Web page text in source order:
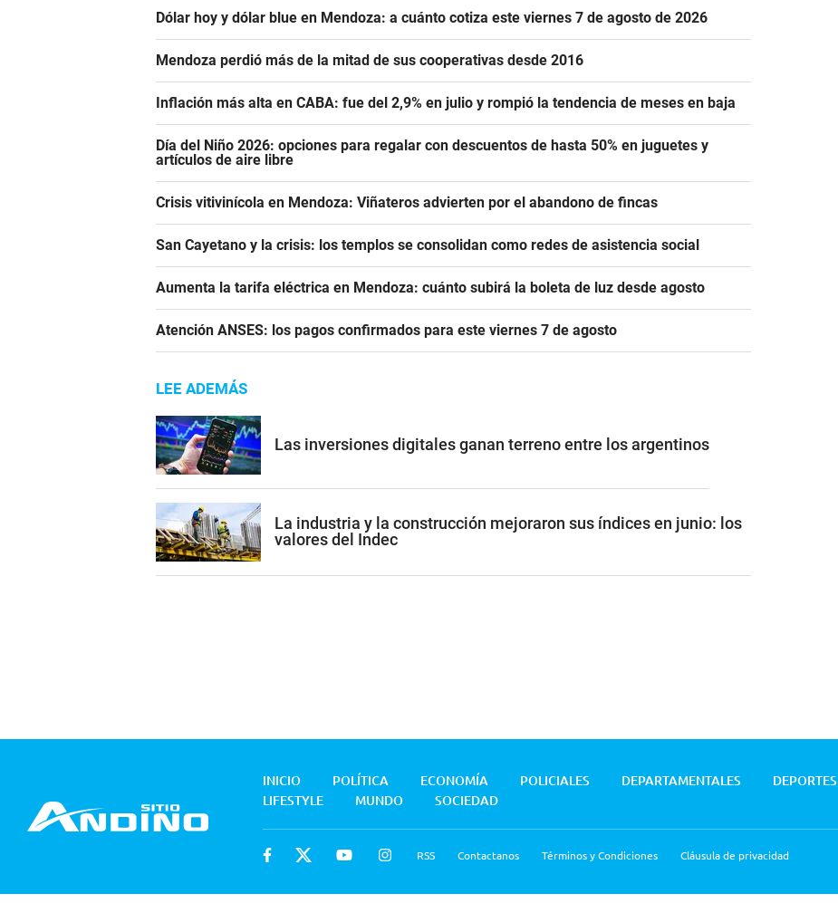
Dólar hoy y dólar blue en Mendoza: a cuánto cotiza este viernes 7 de agosto de 2026
Mendoza perdió más de la mitad de sus cooperativas desde 2016
Inflación más alta en CABA: fue del 2,9% en julio y rompió la tendencia de meses en baja
Día del Niño 2026: opciones para regalar con descuentos de hasta 50% en juguetes y
artículos de aire libre
Crisis vitivinícola en Mendoza: Viñateros advierten por el abandono de fincas
San Cayetano y la crisis: los templos se consolidan como redes de asistencia social
Aumenta la tarifa eléctrica en Mendoza: cuánto subirá la boleta de luz desde agosto
Atención ANSES: los pagos confirmados para este viernes 7 de agosto
LEE ADEMÁS
Las inversiones digitales ganan terreno entre los argentinos
La industria y la construcción mejoraron sus índices en junio: los
valores del Indec
INICIO POLÍTICA ECONOMÍA POLICIALES DEPARTAMENTALES DEPORTES
LIFESTYLE
MUNDO SOCIEDAD
RSS Contactanos Términos y Condiciones Cláusula de privacidad